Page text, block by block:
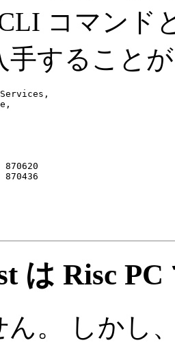
コマンド
手すること
870620
は Risc
ん。 しかし